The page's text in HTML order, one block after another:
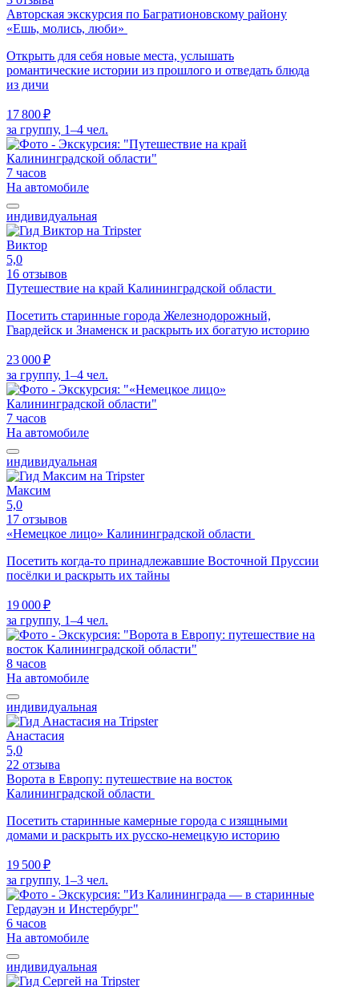
Авторская экскурсия по Багратионовскому району
«Ешь, молись, люби»
Открыть для себя новые места, услышать
романтические истории из прошлого и отведать блюда
из дичи
17 800 ₽
за группу, 1–4 чел.
7 часов
На автомобиле
индивидуальная
Виктор
5,0
16 отзывов
Путешествие на край Калининградской области
Посетить старинные города Железнодорожный,
Гвардейск и Знаменск и раскрыть их богатую историю
23 000 ₽
за группу, 1–4 чел.
7 часов
На автомобиле
индивидуальная
Максим
5,0
17 отзывов
«Немецкое лицо» Калининградской области
Посетить когда-то принадлежавшие Восточной Пруссии
посёлки и раскрыть их тайны
19 000 ₽
за группу, 1–4 чел.
8 часов
На автомобиле
индивидуальная
Анастасия
5,0
22 отзыва
Ворота в Европу: путешествие на восток
Калининградской области
Посетить старинные камерные города с изящными
домами и раскрыть их русско-немецкую историю
19 500 ₽
за группу, 1–3 чел.
6 часов
На автомобиле
индивидуальная